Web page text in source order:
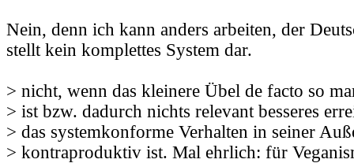
Nein, denn ich kann anders arbeiten, der
stellt kein komplettes System dar.
> nicht, wenn das kleinere Übel de facto so
> ist bzw. dadurch nichts relevant besseres
> das systemkonforme Verhalten in seiner
> kontraproduktiv ist. Mal ehrlich: für